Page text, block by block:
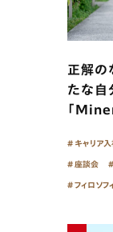
正解の
たな自
「
キャリア
座談会
フィロソフ